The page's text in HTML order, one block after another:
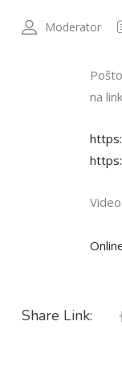
Moderator
na
Share Link: